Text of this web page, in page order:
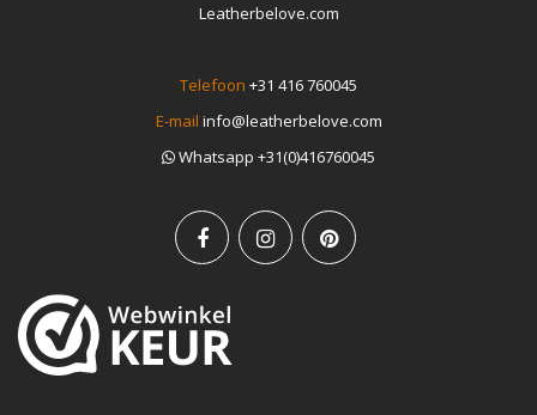
Leatherbelove.com
Telefoon +31 416 760045
E-mail info@leatherbelove.com
Whatsapp +31(0)416760045